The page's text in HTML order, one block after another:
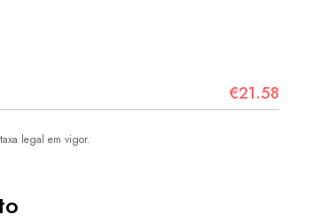
€21.58
legal em vigor.